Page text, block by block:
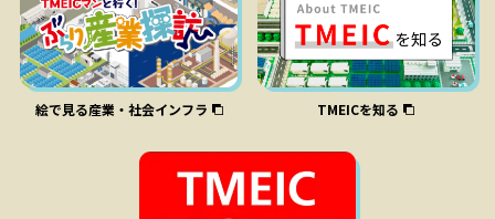
絵で⾒る産業‧社会インフラ TMEICを知る